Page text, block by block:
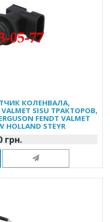
КОЛЕНВАЛА,
SISU ТРАКТОРОВ,
FENDT VALMET
HOLLAND STEYR
грн.